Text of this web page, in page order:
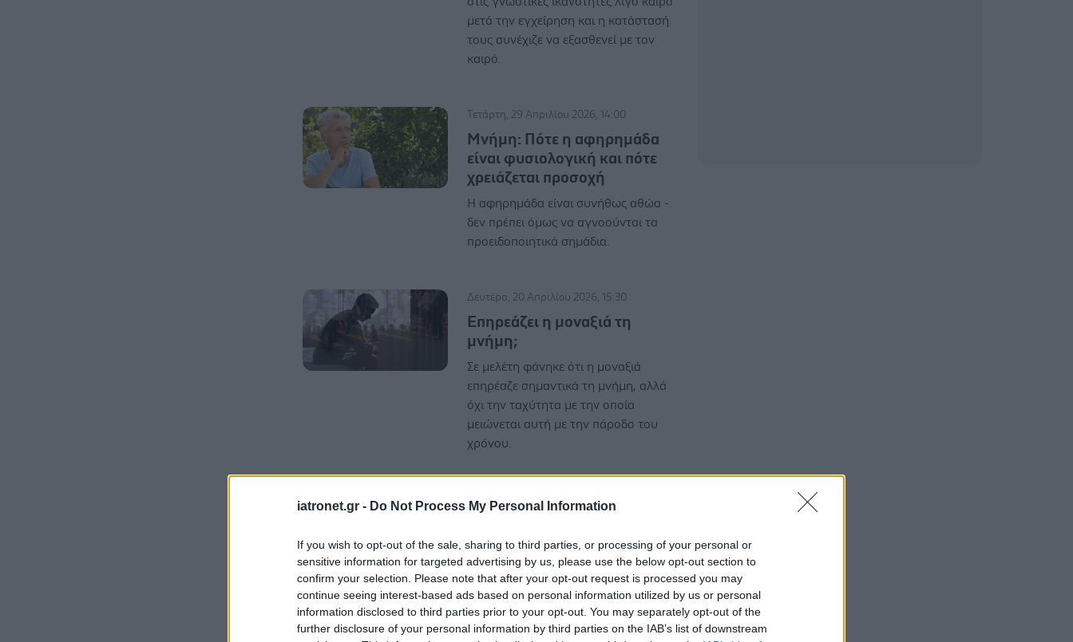
iatronet.gr - Do Not Process My Personal Information
If you wish to opt-out of the sale, sharing to third parties, or processing of your personal or
sensitive information for targeted advertising by us, please use the below opt-out section to
confirm your selection. Please note that after your opt-out request is processed you may
continue seeing interest-based ads based on personal information utilized by us or personal
information disclosed to third parties prior to your opt-out. You may separately opt-out of the
further disclosure of your personal information by third parties on the IAB’s list of downstream
μετά την εγχείρηση και η κατάστασή
τους συνέχιζε να εξασθενεί με τον
καιρό.
Τετάρτη, 29 Απριλίου 2026, 14:00
Μνήμη: Πότε η αφηρημάδα
είναι φυσιολογική και πότε
χρειάζεται προσοχή
Η αφηρημάδα είναι συνήθως αθώα -
δεν πρέπει όμως να αγνοούνται τα
προειδοποιητικά σημάδια.
Δευτέρα, 20 Απριλίου 2026, 15:30
Επηρεάζει η μοναξιά τη
μνήμη;
Σε μελέτη φάνηκε ότι η μοναξιά
επηρέαζε σημαντικά τη μνήμη, αλλά
όχι την ταχύτητα με την οποία
μειώνεται αυτή με την πάροδο του
χρόνου.
Δευτέρα, 06 Απριλίου 2026, 16:10
Σχιζοφρένεια: Οι βλάβες στα
εγκεφαλικά κύτταρα που
συνδέονται με απώλεια
μνήμης και προσοχής